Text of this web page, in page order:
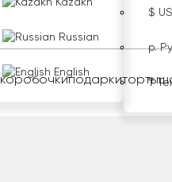
Kazakh
Russian
English
$
р.
₸
коробочкиподаркиторты